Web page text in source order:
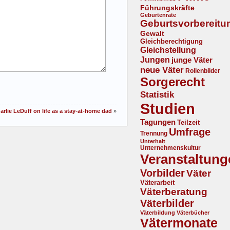
Führungskräfte
Geburtenrate
Gewalt
Gleichberechtigung
Gleichstellung
Jungen junge Väter
neue Väter Rollenbilder
Sorgerecht
Statistik
Studien
Tagungen Teilzeit
Trennung Umfrage
Unterhalt
Unternehmenskultur
VorbilderVäter
Väterarbeit
Väterberatung
Väterbilder
Väterbildung Väterbücher
Vätermonate
LeDuff on life as a stay-at-home dad »